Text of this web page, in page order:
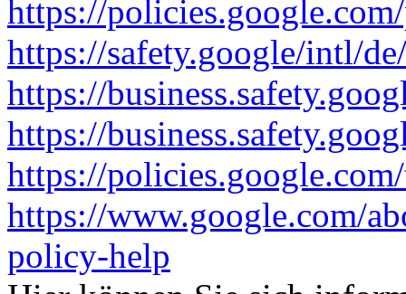
https://
https://safety.google/intl/
https://
https://
https://
https://www.google.com/
policy-help